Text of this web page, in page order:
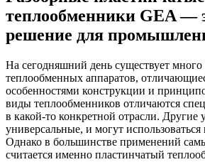
теплообменники GEA —
решение для
На сегодняшний день существует
теплообменных аппаратов,
особенностями конструкции и
виды теплообменников отличаются
в какой-то конкретной отрасли. Другие
универсальные, и могут использоваться
Однако в большинстве применений
считается именно пластинчатый